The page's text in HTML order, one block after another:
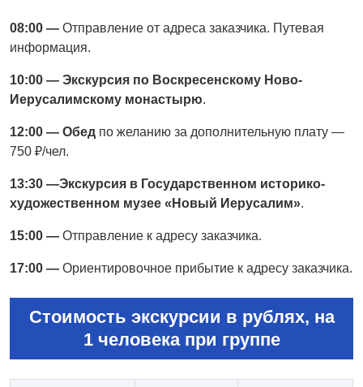
08:00 — Отправление от адреса заказчика. Путевая
информация.
10:00 — Экскурсия по Воскресенскому Ново-
Иерусалимскому монастырю.
12:00 — Обед по желанию за дополнительную плату —
750 ₽/чел.
13:30 —Экскурсия в Государственном историко-
художественном музее «Новый Иерусалим».
15:00 — Отправление к адресу заказчика.
17:00 — Ориентировочное прибытие к адресу заказчика.
Стоимость экскурсии в рублях, на
1 человека при группе